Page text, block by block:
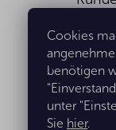
Cookies
benötigen
unter
Sie hier.